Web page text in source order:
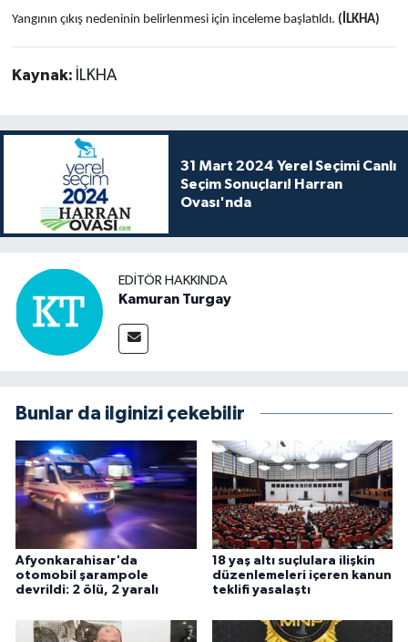
Yangının çıkış nedeninin belirlenmesi için inceleme başlatıldı. (İLKHA)
Kaynak: İLKHA
31 Mart 2024 Yerel Seçimi Canlı
Seçim Sonuçları! Harran
Ovası'nda
EDITÖR HAKKINDA
Kamuran Turgay
Bunlar da ilginizi çekebilir
Afyonkarahisar'da
otomobil şarampole
devrildi: 2 ölü, 2 yaralı
18 yaş altı suçlulara ilişkin
düzenlemeleri içeren kanun
teklifi yasalaştı